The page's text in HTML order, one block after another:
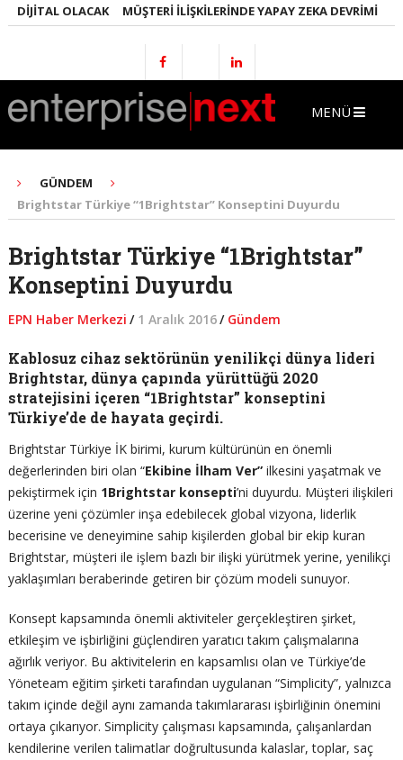
OLACAK MÜŞTERI İLIŞKILERINDE YAPAY ZEKA DEVRIMI
MENÜ
GÜNDEM
Brightstar Türkiye “1Brightstar” Konseptini Duyurdu
Brightstar Türkiye “1Brightstar”
Konseptini Duyurdu
EPN Haber Merkezi / 1 Aralık 2016/ Gündem
Kablosuz cihaz sektörünün yenilikçi dünya lideri
Brightstar, dünya çapında yürüttüğü 2020
stratejisini içeren “1Brightstar” konseptini
Türkiye’de de hayata geçirdi.
Brightstar Türkiye İK birimi, kurum kültürünün en önemli
değerlerinden biri olan “Ekibine İlham Ver”ilkesini yaşatmak ve
pekiştirmek için 1Brightstar konsepti’ni duyurdu. Müşteri ilişkileri
üzerine yeni çözümler inşa edebilecek global vizyona, liderlik
becerisine ve deneyimine sahip kişilerden global bir ekip kuran
Brightstar, müşteri ile işlem bazlı bir ilişki yürütmek yerine, yenilikçi
yaklaşımları beraberinde getiren bir çözüm modeli sunuyor.
Konsept kapsamında önemli aktiviteler gerçekleştiren şirket,
etkileşim ve işbirliğini güçlendiren yaratıcı takım çalışmalarına
ağırlık veriyor. Bu aktivitelerin en kapsamlısı olan ve Türkiye’de
Yöneteam eğitim şirketi tarafından uygulanan “Simplicity”, yalnızca
takım içinde değil aynı zamanda takımlararası işbirliğinin önemini
ortaya çıkarıyor. Simplicity çalışması kapsamında, çalışanlardan
kendilerine verilen talimatlar doğrultusunda kalaslar, toplar, saç